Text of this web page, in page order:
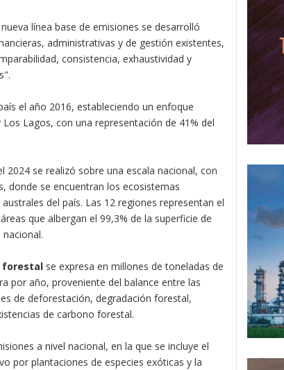
línea base de emisiones se desarrolló
administrativas y de gestión existentes,
consistencia, exhaustividad y
el año 2016, estableciendo un enfoque
Lagos, con una representación de 41% del
2024 se realizó sobre una escala nacional, con
donde se encuentran los ecosistemas
del país. Las 12 regiones representan el
que albergan el 99,3% de la superficie de
forestal se expresa en millones de toneladas de
por año, proveniente del balance entre las
de deforestación, degradación forestal,
de carbono forestal.
a nivel nacional, en la que se incluye el
por plantaciones de especies exóticas y la